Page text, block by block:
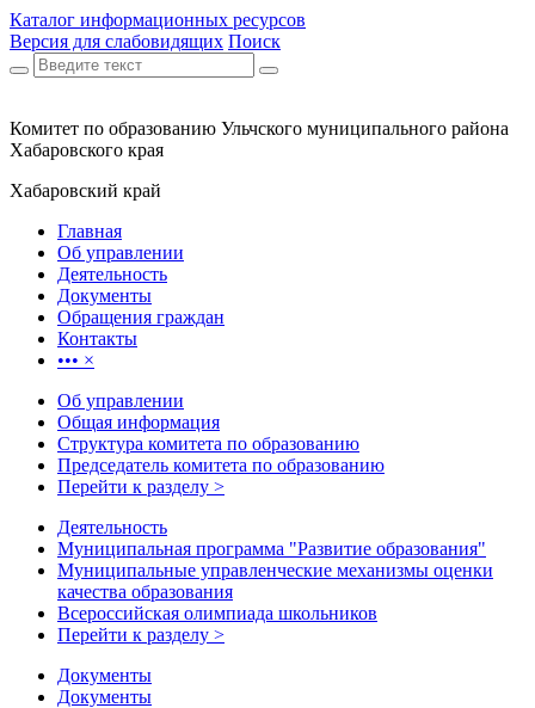
Каталог информационных ресурсов
Версия для слабовидящих Поиск
Комитет по образованию Ульчского муниципального района
Хабаровского края
Хабаровский край
Главная
Об управлении
Деятельность
Документы
Обращения граждан
Контакты
••• ×
Об управлении
Общая информация
Структура комитета по образованию
Председатель комитета по образованию
Перейти к разделу >
Деятельность
Муниципальная программа "Развитие образования"
Муниципальные управленческие механизмы оценки
качества образования
Всероссийская олимпиада школьников
Перейти к разделу >
Документы
Документы